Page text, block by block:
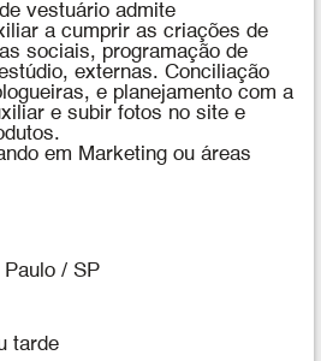
vestuário admite
a cumprir as criações de
sociais, programação de
externas. Conciliação
e planejamento com a
e subir fotos no site e
em Marketing ou áreas
/ SP
tarde